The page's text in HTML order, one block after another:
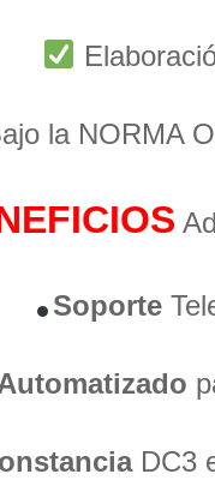
la NORMA
Soporte
DC3